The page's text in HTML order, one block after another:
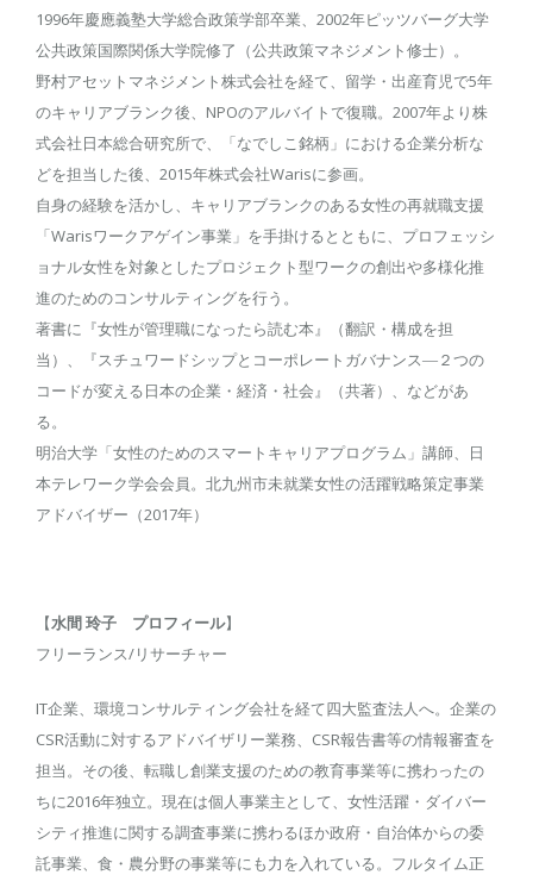
1996年慶應義塾大学総合政策学部卒業、2002年ピッツバーグ大学
公共政策国際関係大学院修了（公共政策マネジメント修士）。
野村アセットマネジメント株式会社を経て、留学・出産育児で5年
のキャリアブランク後、NPOのアルバイトで復職。2007年より株
式会社日本総合研究所で、「なでしこ銘柄」における企業分析な
どを担当した後、2015年株式会社Warisに参画。
自身の経験を活かし、キャリアブランクのある女性の再就職支援
「Warisワークアゲイン事業」を手掛けるとともに、プロフェッシ
ョナル女性を対象としたプロジェクト型ワークの創出や多様化推
進のためのコンサルティングを行う。
著書に『女性が管理職になったら読む本』（翻訳・構成を担
当）、『スチュワードシップとコーポレートガバナンス―２つの
コードが変える日本の企業・経済・社会』（共著）、などがあ
る。
明治大学「女性のためのスマートキャリアプログラム」講師、日
本テレワーク学会会員。北九州市未就業女性の活躍戦略策定事業
アドバイザー（2017年）
【水間 玲子 プロフィール】
フリーランス/リサーチャー
IT企業、環境コンサルティング会社を経て四大監査法人へ。企業の
CSR活動に対するアドバイザリー業務、CSR報告書等の情報審査を
担当。その後、転職し創業支援のための教育事業等に携わったの
ちに2016年独立。現在は個人事業主として、女性活躍・ダイバー
シティ推進に関する調査事業に携わるほか政府・自治体からの委
託事業、食・農分野の事業等にも力を入れている。フルタイム正